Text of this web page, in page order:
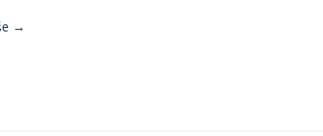
NA TERITORIJI GRADA BIJELjINA
Bogunović
pomoć za nabavku školskog pribora osnovcima
dostupni od 13. marta do 15. novembra
→